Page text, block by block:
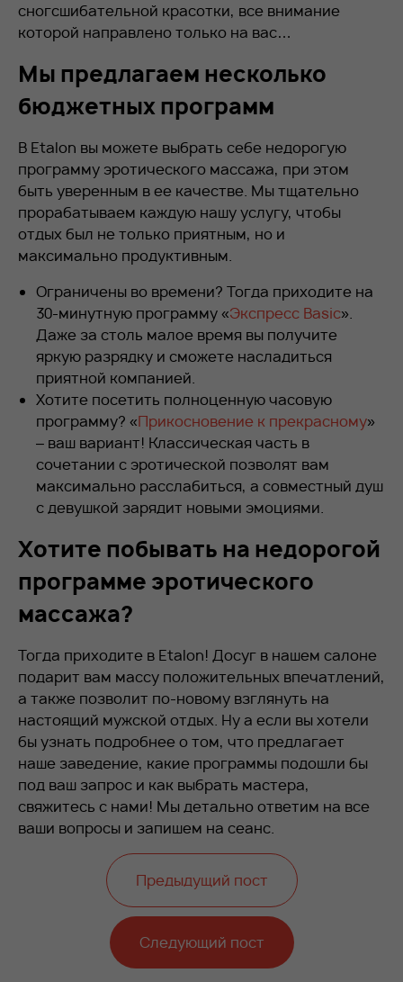
сногсшибательной красотки, все внимание
которой направлено только на вас…
Мы предлагаем несколько
бюджетных программ
В Etalon вы можете выбрать себе недорогую
программу эротического массажа, при этом
быть уверенным в ее качестве. Мы тщательно
прорабатываем каждую нашу услугу, чтобы
отдых был не только приятным, но и
максимально продуктивным.
Ограничены во времени? Тогда приходите на
30-минутную программу «Экспресс Basic».
Даже за столь малое время вы получите
яркую разрядку и сможете насладиться
приятной компанией.
Хотите посетить полноценную часовую
программу? «Прикосновение к прекрасному»
– ваш вариант! Классическая часть в
сочетании с эротической позволят вам
максимально расслабиться, а совместный душ
с девушкой зарядит новыми эмоциями.
Хотите побывать на недорогой
программе эротического
массажа?
Тогда приходите в Etalon! Досуг в нашем салоне
подарит вам массу положительных впечатлений,
а также позволит по-новому взглянуть на
настоящий мужской отдых. Ну а если вы хотели
бы узнать подробнее о том, что предлагает
наше заведение, какие программы подошли бы
под ваш запрос и как выбрать мастера,
свяжитесь с нами! Мы детально ответим на все
ваши вопросы и запишем на сеанс.
Предыдущий пост
Следующий пост